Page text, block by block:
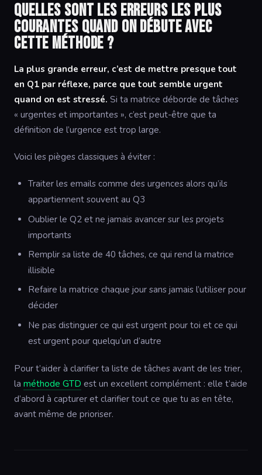
Quelles sont les erreurs les plus
courantes quand on débute avec
cette méthode ?
La plus grande erreur, c’est de mettre presque tout
en Q1 par réflexe, parce que tout semble urgent
quand on est stressé. Si ta matrice déborde de tâches
« urgentes et importantes », c’est peut-être que ta
définition de l’urgence est trop large.
Voici les pièges classiques à éviter :
Traiter les emails comme des urgences alors qu’ils
appartiennent souvent au Q3
Oublier le Q2 et ne jamais avancer sur les projets
importants
Remplir sa liste de 40 tâches, ce qui rend la matrice
illisible
Refaire la matrice chaque jour sans jamais l’utiliser pour
décider
Ne pas distinguer ce qui est urgent pour toi et ce qui
est urgent pour quelqu’un d’autre
Pour t’aider à clarifier ta liste de tâches avant de les trier,
la méthode GTD est un excellent complément : elle t’aide
d’abord à capturer et clarifier tout ce que tu as en tête,
avant même de prioriser.